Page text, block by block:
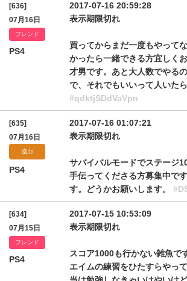
[636]
07月16日
フレンド
PS4
2017-07-16 20:59:28
表示期限切れ
買ってからまだ一度もやって
かったら一緒できる方宜しく
才男です。あと大人数でやる
で、それでもいいって人いた
#qdktjSDdVaVpn
[635]
07月16日
協力
PS4
2017-07-16 01:07:21
表示期限切れ
サバイバルモードでステージ
手伝ってくださる方募集中で
す。どうかお願いします。
[634]
07月15日
フレンド
PS4
2017-07-15 10:53:09
表示期限切れ
スコア1000も行かない雑魚で
エイムの練習をひたすらやっ